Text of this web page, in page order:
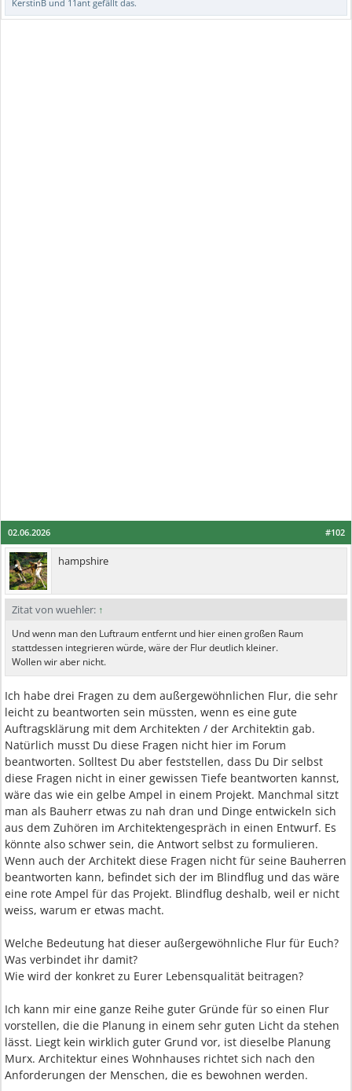
KerstinB und 11ant gefällt das.
#102
02.06.2026
hampshire
Zitat von wuehler: ↑
Und wenn man den Luftraum entfernt und hier einen großen Raum
stattdessen integrieren würde, wäre der Flur deutlich kleiner.
Wollen wir aber nicht.
Ich habe drei Fragen zu dem außergewöhnlichen Flur, die sehr
leicht zu beantworten sein müssten, wenn es eine gute
Auftragsklärung mit dem Architekten / der Architektin gab.
Natürlich musst Du diese Fragen nicht hier im Forum
beantworten. Solltest Du aber feststellen, dass Du Dir selbst
diese Fragen nicht in einer gewissen Tiefe beantworten kannst,
wäre das wie ein gelbe Ampel in einem Projekt. Manchmal sitzt
man als Bauherr etwas zu nah dran und Dinge entwickeln sich
aus dem Zuhören im Architektengespräch in einen Entwurf. Es
könnte also schwer sein, die Antwort selbst zu formulieren.
Wenn auch der Architekt diese Fragen nicht für seine Bauherren
beantworten kann, befindet sich der im Blindflug und das wäre
eine rote Ampel für das Projekt. Blindflug deshalb, weil er nicht
weiss, warum er etwas macht.
Welche Bedeutung hat dieser außergewöhnliche Flur für Euch?
Was verbindet ihr damit?
Wie wird der konkret zu Eurer Lebensqualität beitragen?
Ich kann mir eine ganze Reihe guter Gründe für so einen Flur
vorstellen, die die Planung in einem sehr guten Licht da stehen
lässt. Liegt kein wirklich guter Grund vor, ist dieselbe Planung
Murx. Architektur eines Wohnhauses richtet sich nach den
Anforderungen der Menschen, die es bewohnen werden.